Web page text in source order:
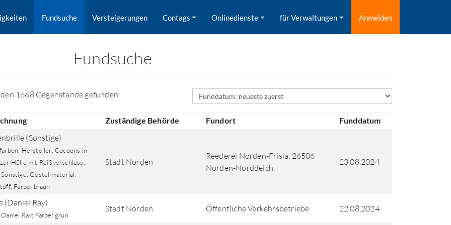
Fundsuche Versteigerungen Contags Onlinedienste für Verwaltungen Anmelden
Fundsuche
nach Orten gesucht.
1668 Gegenstände gefunden Sortierfeld
Zuständige Behörde Fundort Funddatum
(Sonstige)
Hersteller: Cocoons in
Hülle mit Reißverschluss;
Gestellmaterial:
Farbe: braun
Stadt Norden
Reederei Norden-Frisia, 26506
Norden-Norddeich
23.08.2024
(Daniel Ray)
Ray; Farbe: grün
Stadt Norden Öffentliche Verkehrsbetriebe 22.08.2024